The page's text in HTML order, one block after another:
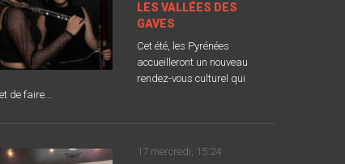
LES VALLÉES DES
GAVES
Cet été, les Pyrénées
accueilleront un nouveau
rendez-vous culturel qui
de faire...
17 mercredi, 15:24